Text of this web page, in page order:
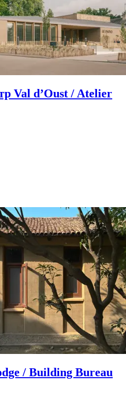
Val d’Oust / Atelier
/ Building Bureau